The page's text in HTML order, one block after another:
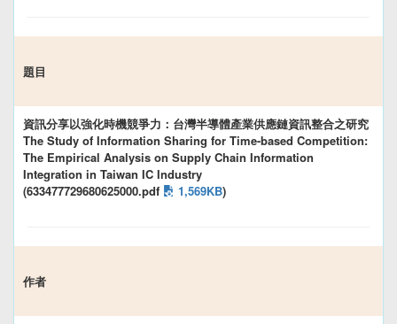
題目
資訊分享以強化時機競爭力：台灣半導體產業供應鏈資訊整合之研究
The Study of Information Sharing for Time-based Competition:
The Empirical Analysis on Supply Chain Information
Integration in Taiwan IC Industry
(633477729680625000.pdf
1,569KB)
作者